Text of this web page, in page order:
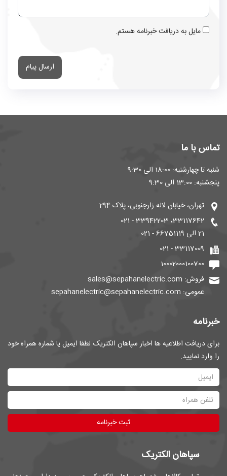
مایل به دریافت خبرنامه هستم.
ارسال پیام
تماس با ما
شنبه تا چهارشنبه: 18:00 الی 9:30
پنجشنبه: 13:00 الی 9:30
تهران، خیابان لاله زارجنوبی، پلاک 294
33117642، 33942203 - 021
21 الی 66751119 - 021
33117009 - 021
10002000100700
فروش: sales@sepahanelectric.com
عمومی: sepahanelectric@sepahanelectric.com
خبرنامه
برای دریافت اطلاعیه ها اخبار سپاهان الکتریک لطفا ایمیل یا شماره همراه خود
را وارد نمایید.
ثبت خبرنامه
سپاهان الکتریک